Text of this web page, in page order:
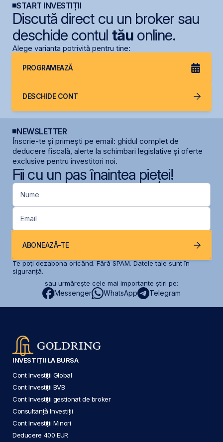
START INVESTIȚII
Discută direct cu un broker sau
deschide contul tăuonline.
Alege varianta potrivită pentru tine:
PROGRAMEAZĂ
DESCHIDE CONT
NEWSLETTER
Înscrie-te și primești pe email: ghidul complet de
deducere fiscală, alerte la schimbari legislative și oferte
exclusive pentru investitori noi.
Fii cu un pas înaintea pieței!
Nume
Email
ABONEAZĂ-TE
Te poți dezabona oricând. Fără SPAM. Datele tale sunt în
siguranță.
sau urmărește cele mai importante știri pe:
Messenger WhatsApp Telegram
INVESTIȚII LA BURSA
Cont Investiții Global
Cont Investiții BVB
Cont Investiții gestionat de broker
Consultanță Investiții
Cont Investiții Minori
Deducere 400 EUR